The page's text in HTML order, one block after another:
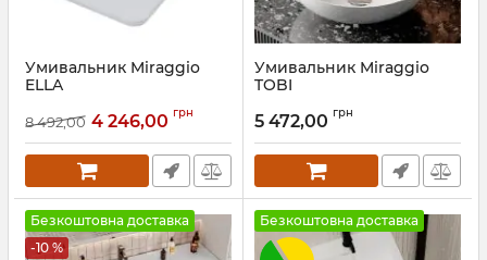
Умивальник Miraggio
ELLA
8 492,00 4 246,00 грн
Умивальник Miraggio
TOBI
5 472,00 грн
Безкоштовна доставка
-10 %
Безкоштовна доставка